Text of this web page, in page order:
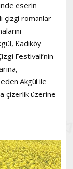
eserin
çizgi romanlar
Kadıköy
Festivali’nin
Akgül ile
çizerlik üzerine